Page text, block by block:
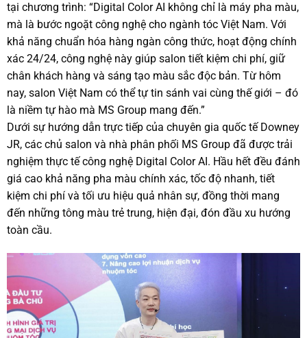
tại chương trình: “Digital Color AI không chỉ là máy pha màu,
mà là bước ngoặt công nghệ cho ngành tóc Việt Nam. Với
khả năng chuẩn hóa hàng ngàn công thức, hoạt động chính
xác 24/24, công nghệ này giúp salon tiết kiệm chi phí, giữ
chân khách hàng và sáng tạo màu sắc độc bản. Từ hôm
nay, salon Việt Nam có thể tự tin sánh vai cùng thế giới – đó
là niềm tự hào mà MS Group mang đến.”
Dưới sự hướng dẫn trực tiếp của chuyên gia quốc tế Downey
JR, các chủ salon và nhà phân phối MS Group đã được trải
nghiệm thực tế công nghệ Digital Color AI. Hầu hết đều đánh
giá cao khả năng pha màu chính xác, tốc độ nhanh, tiết
kiệm chi phí và tối ưu hiệu quả nhân sự, đồng thời mang
đến những tông màu trẻ trung, hiện đại, đón đầu xu hướng
toàn cầu.